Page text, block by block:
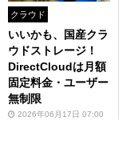
クラウド
いいかも、国産クラ
ウドストレージ！
DirectCloudは月額
固定料金・ユーザー
無制限
2026年06月17日 07:00